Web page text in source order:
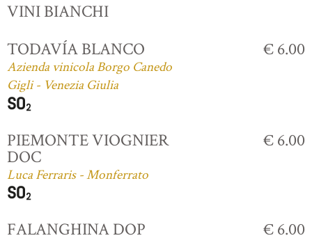
VINI BIANCHI
TODAVÍA BLANCO
Azienda vinicola Borgo Canedo
Gigli - Venezia Giulia
€ 6.00
PIEMONTE VIOGNIER
DOC
Luca Ferraris - Monferrato
€ 6.00
FALANGHINA DOP € 6.00